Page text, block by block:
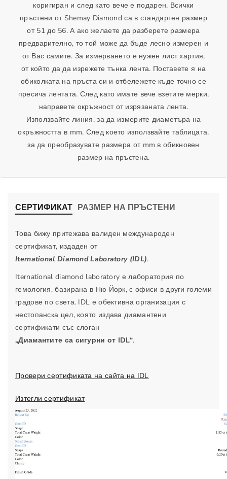
а
р
ъ
с
т
е
д
т
и
и
Р
у
и
н
ж
ъ
л
т
л
т
о
2
.
0
7
к
о
з
а
П
р
ъ
с
т
е
н
с
д
н
т
и
и
Р
б
и
н
ж
ъ
л
з
а
коригиран и след като вече е подарен. Всички
пръстени от Shemay Diamond са в стандартен размер
от 51 до 56. А ако желаете да разберете размера
предварително, то той може да бъде лесно измерен и
от Вас самите. За измерването е нужен лист хартия,
от който да да изрежете тънка лента. Поставете я на
обиколката на пръста си и отбележете къде точно се
пресича лентата. След като имате вече взетите мерки,
направете окръжност от изрязаната лента.
Използвайте линия, за да измерите диаметъра на
окръжността в mm. След което използвайте таблицата,
за да преобразувате размера от mm в обикновен
размер на пръстена.
СЕРТИФИКАТ РАЗМЕР НА ПРЪСТЕНИ
Това бижу притежава валиден международен
сертификат, издаден от
Iternational Diamond Laboratory (IDL).
Iternational diamond laboratory е лаборатория по
гемология, базирана в Ню Йорк, с офиси в други големи
градове по света. IDL е обективна организация с
нестопанска цел, която издава диамантени
сертификати със слоган
„Диамантите са сигурни от IDL“.
Провери сертификата на сайта на IDL
Изтегли сертификат